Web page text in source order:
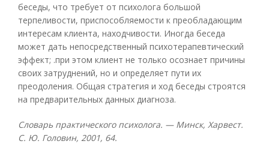
беседы, что требует от психолога большой
терпеливости, приспособляемости к преобладающим
интересам клиента, находчивости. Иногда беседа
может дать непосредственный психотерапевтический
эффект; .при этом клиент не только осознает причины
своих затруднений, но и определяет пути их
преодоления. Общая стратегия и ход беседы строятся
на предварительных данных диагноза.
Словарь практического психолога. — Минск, Харвест.
С. Ю. Головин, 2001, 64.